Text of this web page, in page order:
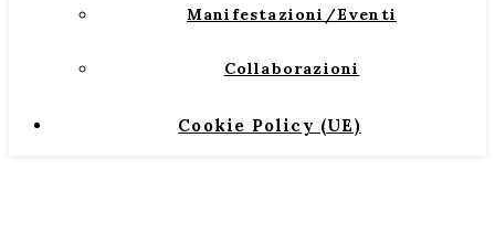
Manifestazioni/Eventi
Collaborazioni
Cookie Policy (UE)